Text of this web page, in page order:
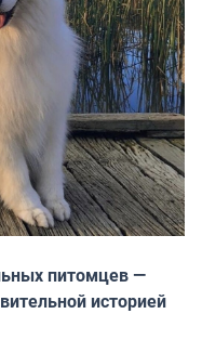
питомцев —
историей